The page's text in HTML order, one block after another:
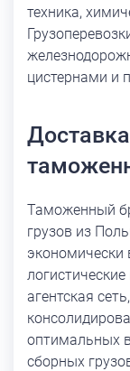
техника,
цистернами и
Таможенный
грузов из
экономически
агентская
оптимальных
сборных